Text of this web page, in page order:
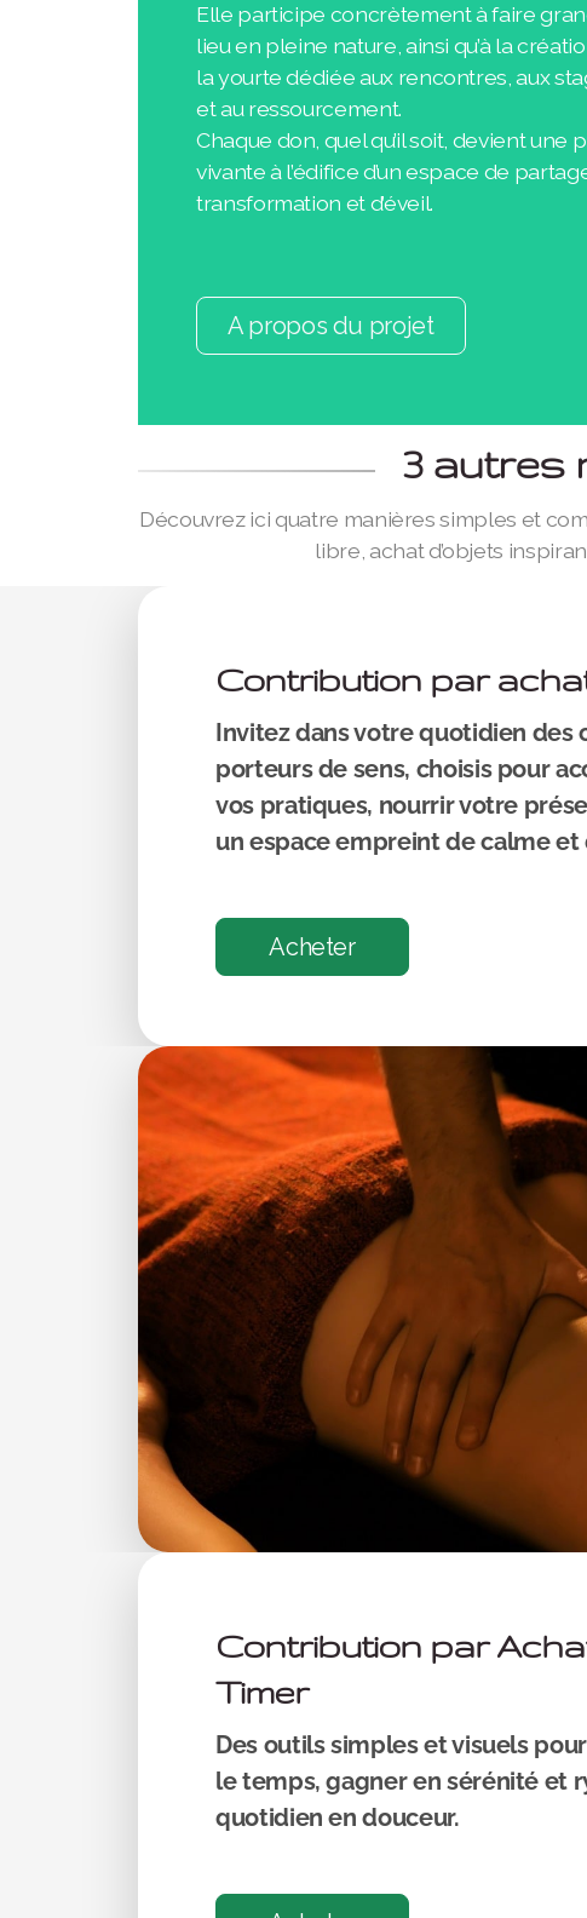
Elle participe concrètement à faire
lieu en pleine nature, ainsi qu’à la
la yourte dédiée aux rencontres, aux
et au ressourcement.
Chaque don, quel qu’il soit, devient une
vivante à l’édifice d’un espace de
transformation et d’éveil.
A propos du projet
3 autres
Découvrez ici quatre manières simples et
libre, achat d’objets
Contribution par
Invitez dans votre quotidien des
porteurs de sens, choisis pour
vos pratiques, nourrir votre
un espace empreint de calme et
Acheter
Contribution par
Timer
Des outils simples et visuels
le temps, gagner en sérénité et
quotidien en douceur.